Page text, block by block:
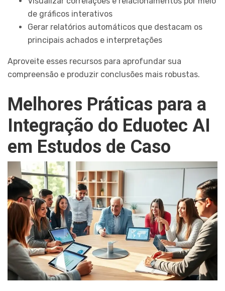
de gráficos interativos
Gerar relatórios automáticos que destacam os
principais achados e interpretações
Aproveite esses recursos para aprofundar sua
compreensão e produzir conclusões mais robustas.
Melhores Práticas para a
Integração do Eduotec AI
em Estudos de Caso